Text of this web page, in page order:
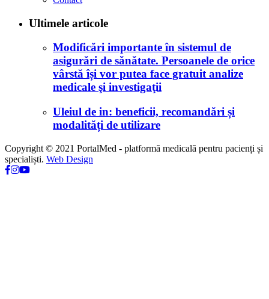
Ultimele articole
Modificări importante în sistemul de
asigurări de sănătate. Persoanele de orice
vârstă își vor putea face gratuit analize
medicale şi investigaţii
Uleiul de in: beneficii, recomandări și
modalități de utilizare
Copyright © 2021 PortalMed - platformă medicală pentru pacienți și
specialiști. Web Design